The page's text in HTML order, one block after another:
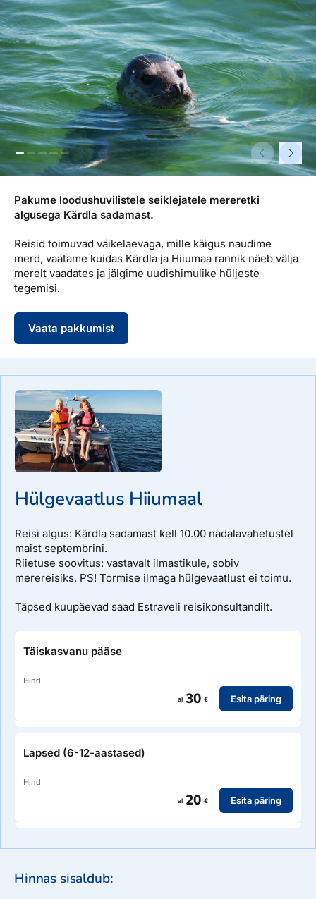
Reisitarvete e-pood
Airalo eSIM
Reisija meelespea
Kuldkaart
Platinum Club
Püsisoodustused
Boonuspunktid
Meist
Ettevõttest, kontaktid, reisikonsultandi teenus, tule
tööle, uudised...
Ettevõttest
Kontaktid
Reisikonsultandi teenus
Tule tööle
Pakume loodushuvilistele seiklejatele mereretki
algusega Kärdla sadamast.
Reisid toimuvad väikelaevaga, mille käigus naudime
merd, vaatame kuidas Kärdla ja Hiiumaa rannik näeb välja
merelt vaadates ja jälgime uudishimulike hüljeste
tegemisi.
Vaata pakkumist
Hülgevaatlus Hiiumaal
Reisi algus: Kärdla sadamast kell 10.00 nädalavahetustel
maist septembrini.
Riietuse soovitus: vastavalt ilmastikule, sobiv
merereisiks. PS! Tormise ilmaga hülgevaatlust ei toimu.
Täpsed kuupäevad saad Estraveli reisikonsultandilt.
Täiskasvanu pääse
Hind
al 30 € Esita päring
Lapsed (6-12-aastased)
Hind
al 20 € Esita päring
Hinnas sisaldub: